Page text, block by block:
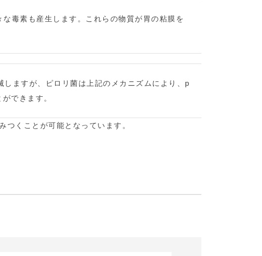
毒素も産生します。これらの物質が胃の粘膜を
ますが、ピロリ菌は上記のメカニズムにより、p
できます。
つくことが可能となっています。